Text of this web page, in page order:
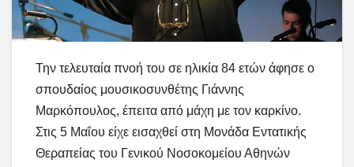
Την τελευταία πνοή του σε ηλικία 84 ετών άφησε ο
σπουδαίος μουσικοσυνθέτης Γιάννης
Μαρκόπουλος, έπειτα από μάχη με τον καρκίνο.
Στις 5 Μαΐου είχε εισαχθεί στη Μονάδα Εντατικής
Θεραπείας του Γενικού Νοσοκομείου Αθηνών